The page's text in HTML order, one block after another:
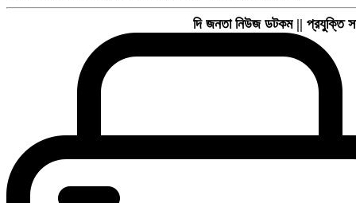
দি জনতা নিউজ ডটকম || প্রযুক্তি